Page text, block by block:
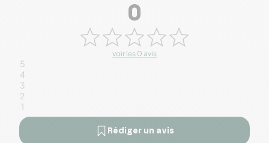
0
voir les 0 avis
5
4
3
2
1
Rédiger un avis